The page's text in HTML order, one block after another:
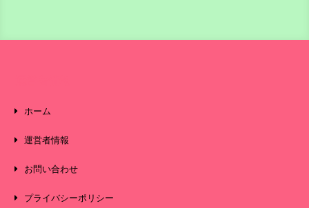
ホーム
運営者情報
お問い合わせ
プライバシーポリシー